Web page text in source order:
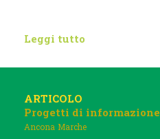
Leggi tutto
ARTICOLO
Progetti di informazione
Ancona Marche